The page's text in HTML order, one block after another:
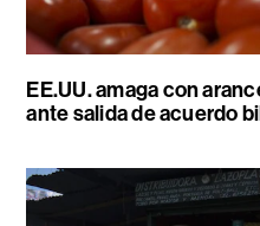
EE.UU. amaga con
ante salida de acuerdo